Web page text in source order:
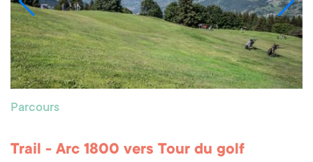
Parcours
Trail - Arc 1800 vers Tour du golf